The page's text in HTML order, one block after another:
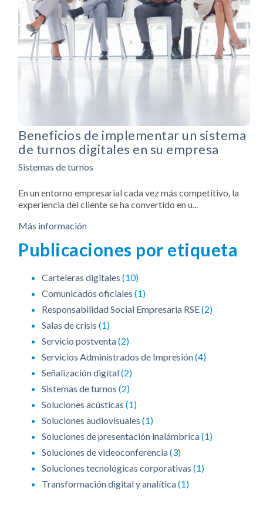
Beneficios de implementar un sistema
de turnos digitales en su empresa
Sistemas de turnos
En un entorno empresarial cada vez más competitivo, la
experiencia del cliente se ha convertido en u...
Más información
Publicaciones por etiqueta
Carteleras digitales(10)
Comunicados oficiales(1)
Responsabilidad Social Empresaria RSE(2)
Salas de crisis(1)
Servicio postventa(2)
Servicios Administrados de Impresión(4)
Señalización digital(2)
Sistemas de turnos(2)
Soluciones acústicas(1)
Soluciones audiovisuales(1)
Soluciones de presentación inalámbrica(1)
Soluciones de videoconferencia(3)
Soluciones tecnológicas corporativas(1)
Transformación digital y analítica(1)